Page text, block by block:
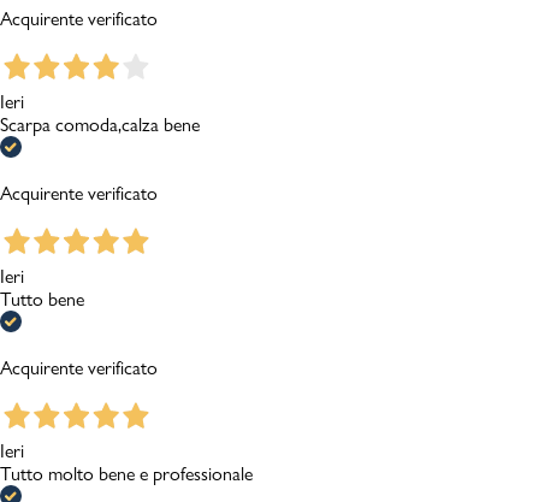
Acquirente verificato
Ieri
Scarpa comoda,calza bene
Acquirente verificato
Ieri
Tutto bene
Acquirente verificato
Ieri
Tutto molto bene e professionale